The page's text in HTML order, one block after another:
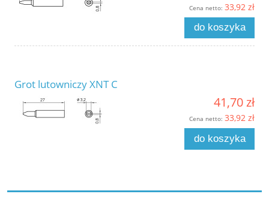
Cena netto: 33,92 zł
do koszyka
Grot lutowniczy XNT C
41,70 zł
Cena netto: 33,92 zł
do koszyka